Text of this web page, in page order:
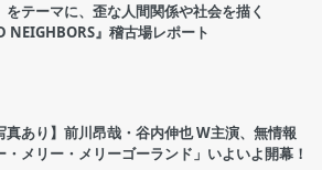
をテーマに、歪な人間関係や社会を描く
NEIGHBORS』稽古場レポート
真あり】前川昂哉・谷内伸也 W主演、無情報
・メリー・メリーゴーランド」いよいよ開幕！